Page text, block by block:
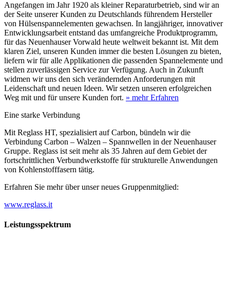
Angefangen im Jahr 1920 als kleiner Reparaturbetrieb, sind wir an
der Seite unserer Kunden zu Deutschlands führendem Hersteller
von Hülsenspannelementen gewachsen. In langjähriger, innovativer
Entwicklungsarbeit entstand das umfangreiche Produktprogramm,
für das Neuenhauser Vorwald heute weltweit bekannt ist. Mit dem
klaren Ziel, unseren Kunden immer die besten Lösungen zu bieten,
liefern wir für alle Applikationen die passenden Spannelemente und
stellen zuverlässigen Service zur Verfügung. Auch in Zukunft
widmen wir uns den sich verändernden Anforderungen mit
Leidenschaft und neuen Ideen. Wir setzen unseren erfolgreichen
Weg mit und für unsere Kunden fort. » mehr Erfahren
Eine starke Verbindung
Mit Reglass HT, spezialisiert auf Carbon, bündeln wir die
Verbindung Carbon – Walzen – Spannwellen in der Neuenhauser
Gruppe. Reglass ist seit mehr als 35 Jahren auf dem Gebiet der
fortschrittlichen Verbundwerkstoffe für strukturelle Anwendungen
von Kohlenstofffasern tätig.
Erfahren Sie mehr über unser neues Gruppenmitglied:
www.reglass.it
Leistungsspektrum